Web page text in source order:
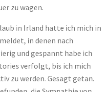
zu wagen.
in Irland hatte ich mich in
in denen nach
und gespannt habe ich
verfolgt, bis ich mich
zu werden. Gesagt getan.